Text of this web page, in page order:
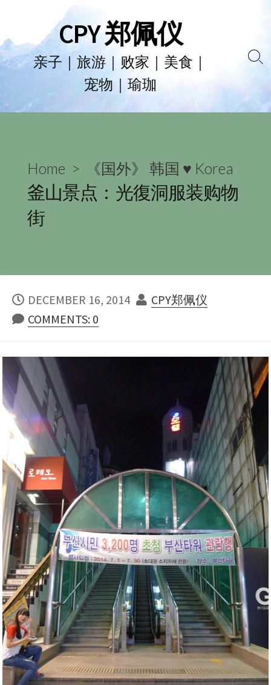
to
content
CPY 郑佩仪
亲子｜旅游｜败家｜美食｜
宠物｜瑜珈
Home > 《国外》 韩国 ♥ Korea
釜山景点：光復洞服装购物
街
PUBLISHED
DATE
DECEMBER 16, 2014 AUTHOR
CPY郑佩仪
COMMENTS: 0